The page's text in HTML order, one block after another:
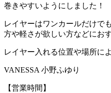
巻きやすいようにしました！
レイヤーはワンカールだけで
方や軽さが欲しい方などにお
レイヤー入れる位置や場所に
VANESSA 小野ふゆり
【営業時間】